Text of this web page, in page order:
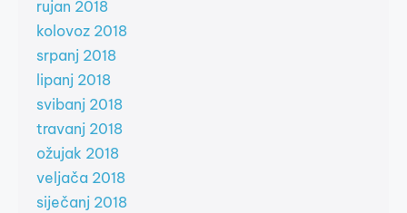
rujan 2018
kolovoz 2018
srpanj 2018
lipanj 2018
svibanj 2018
travanj 2018
ožujak 2018
veljača 2018
siječanj 2018